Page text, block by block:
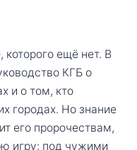
ещё нет. В
КГБ о
и о том, кто
городах. Но знание
его пророчествам,
игру: под чужими